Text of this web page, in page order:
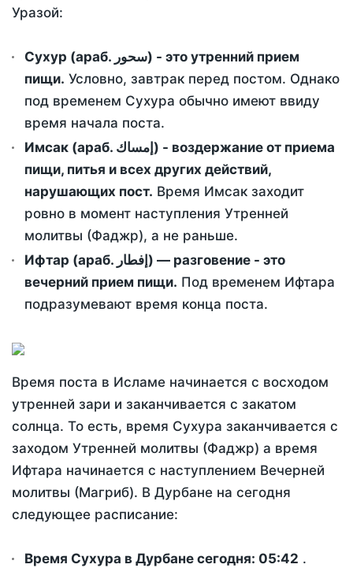
Уразой:
Сухур (араб. سحور) - это утренний прием
пищи. Условно, завтрак перед постом. Однако
под временем Сухура обычно имеют ввиду
время начала поста.
Имсак (араб. إمساك) - воздержание от приема
пищи, питья и всех других действий,
нарушающих пост. Время Имсак заходит
ровно в момент наступления Утренней
молитвы (Фаджр), а не раньше.
Ифтар (араб. إفطار) — разговение - это
вечерний прием пищи. Под временем Ифтара
подразумевают время конца поста.
Время поста в Исламе начинается с восходом
утренней зари и заканчивается с закатом
солнца. То есть, время Сухура заканчивается с
заходом Утренней молитвы (Фаджр) а время
Ифтара начинается с наступлением Вечерней
молитвы (Магриб). В Дурбане на сегодня
следующее расписание:
Время Сухура в Дурбане сегодня: 05:42 .